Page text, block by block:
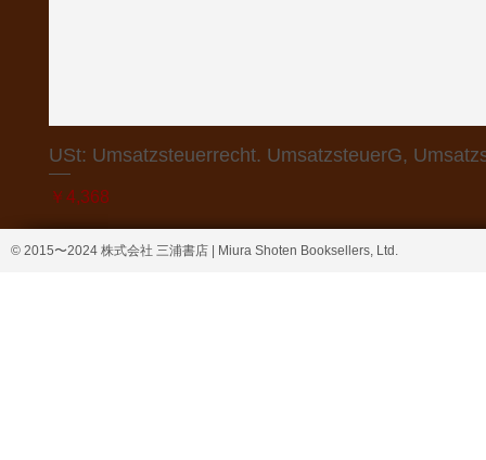
USt: Umsatzsteuerrecht. UmsatzsteuerG,
価格
￥4,368
© 2015〜2024 株式会社 三浦書店 | Miura Shoten Booksellers, Ltd.